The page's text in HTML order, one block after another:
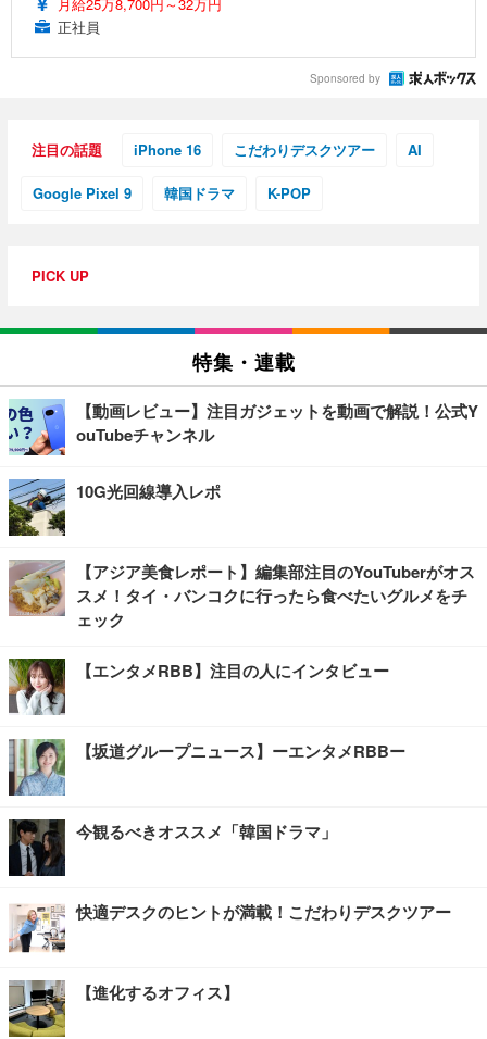
正社員
Sponsored by
注目の話題 iPhone 16 こだわりデスクツアー AI
Google Pixel 9 韓国ドラマ K-POP
PICK UP
特集・連載
【動画レビュー】注目ガジェットを動画で解説！公式Y
ouTubeチャンネル
10G光回線導入レポ
【アジア美食レポート】編集部注目のYouTuberがオス
スメ！タイ・バンコクに行ったら食べたいグルメをチ
ェック
【エンタメRBB】注目の人にインタビュー
【坂道グループニュース】ーエンタメRBBー
今観るべきオススメ「韓国ドラマ」
快適デスクのヒントが満載！こだわりデスクツアー
【進化するオフィス】